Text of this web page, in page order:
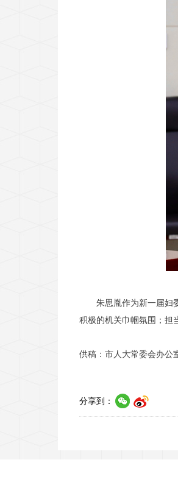
朱思胤作为新一届妇
积极的机关巾帼氛围；担
供稿：市人大常委会办公
分享到：